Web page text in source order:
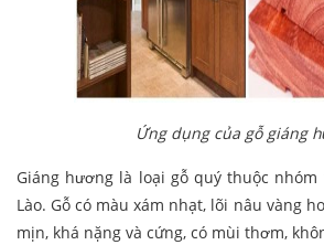
Ứng dụng của gỗ giáng
Giáng hương là loại gỗ quý thuộc
Lào. Gỗ có màu xám nhạt, lõi nâu vàng
mịn, khá nặng và cứng, có mùi thơm,